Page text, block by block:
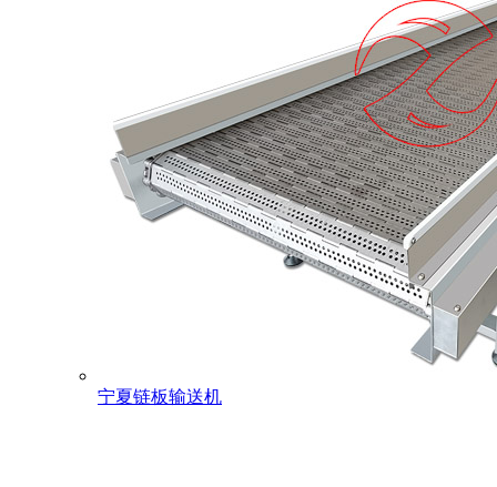
宁夏链板输送机